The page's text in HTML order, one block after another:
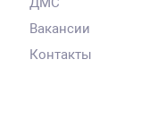
Вакансии
Контакты